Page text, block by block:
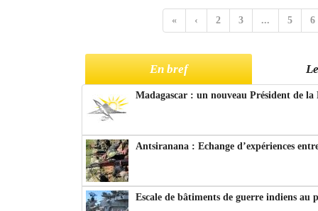
« ‹ 2 3 ... 5 6
En bref
Madagascar : un nouveau Président de
Antsiranana : Echange d’expériences
Escale de bâtiments de guerre indiens au